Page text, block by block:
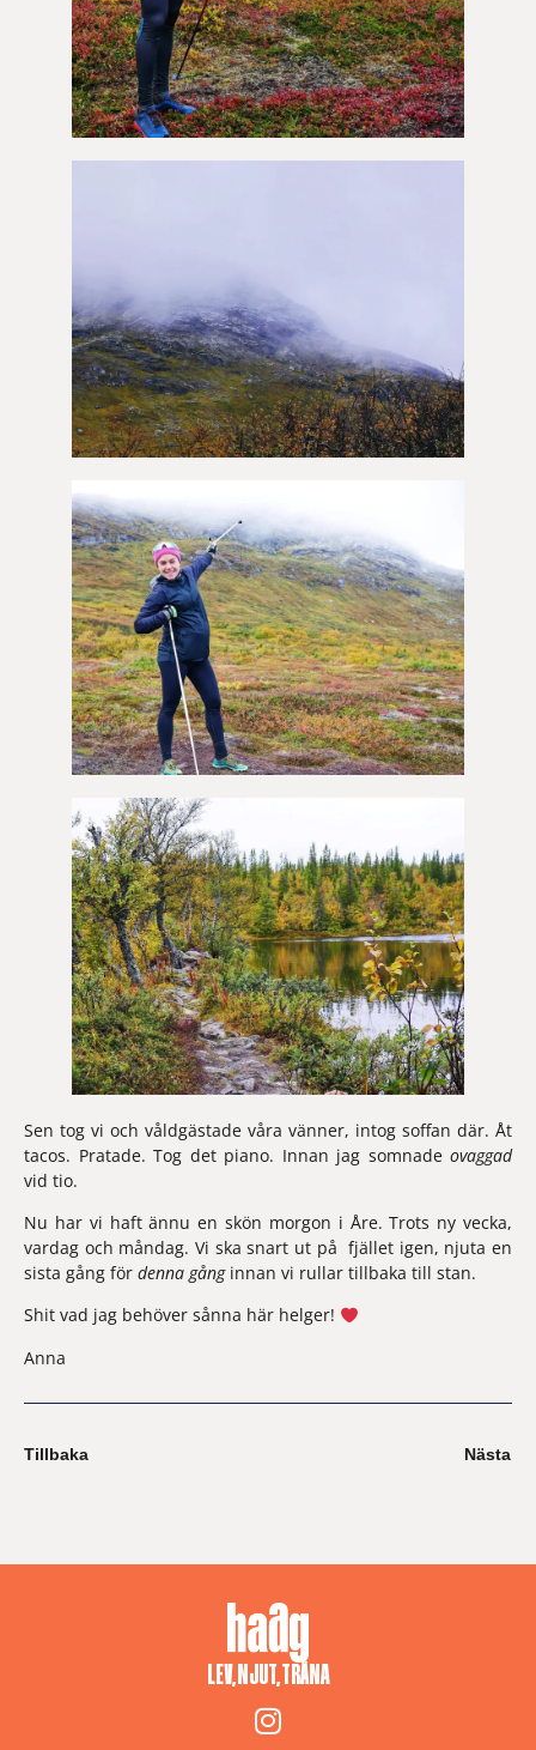
Sen tog vi och våldgästade våra vänner, intog soffan där. Åt
tacos. Pratade. Tog det piano. Innan jag somnade
ovaggad
vid tio.
Nu har vi haft ännu en skön morgon i Åre. Trots ny vecka,
vardag och måndag. Vi ska snart ut på  fjället igen, njuta en
sista gång för denna gång innan vi rullar tillbaka till stan.
Shit vad jag behöver sånna här helger!
Anna
Tillbaka Nästa
LEV, NJUT, TRÄNA